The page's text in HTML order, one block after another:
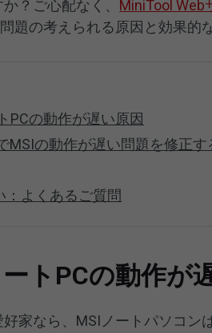
？ご心配なく、 MiniTool Web
題の考えられる原因と効果的
PCの動作が遅い原因
MSIの動作が遅い問題を修正す
：よくあるご質問
トPCの動作が
家なら、MSIノートパソコン